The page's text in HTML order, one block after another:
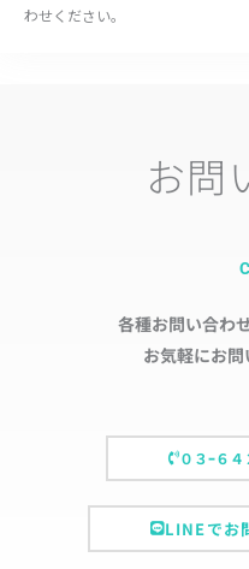
わせください。
お問
各種お問い合わ
お気軽にお問
０３ｰ６４
LINEでお